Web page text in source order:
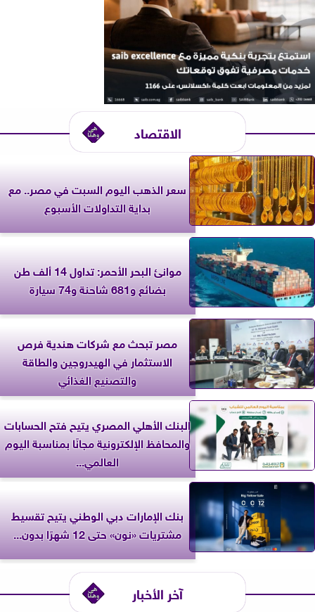
الاقتصاد
سعر الذهب اليوم السبت في مصر.. مع
بداية التداولات الأسبوع
موانئ البحر الأحمر: تداول 14 ألف طن
بضائع و681 شاحنة و74 سيارة
مصر تبحث مع شركات هندية فرص
الاستثمار في الهيدروجين والطاقة
والتصنيع الغذائي
البنك الأهلي المصري يتيح فتح الحسابات
والمحافظ الإلكترونية مجانًا بمناسبة اليوم
العالمي...
بنك الإمارات دبي الوطني يتيح تقسيط
مشتريات «نون» حتى 12 شهرًا بدون...
آخر الأخبار